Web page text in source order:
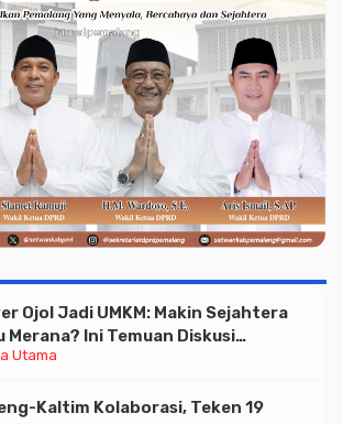
Utama
Ojol Jadi UMKM: Makin Sejahtera
Merana? Ini Temuan Diskusi
Kaltim Kolaborasi, Teken 19